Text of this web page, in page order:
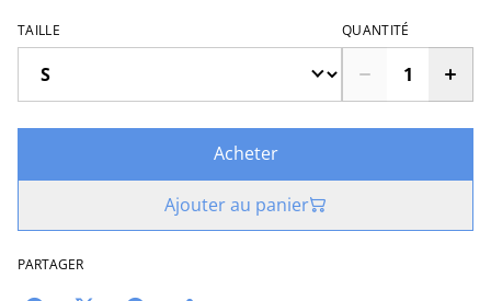
TAILLE QUANTITÉ
Acheter
Ajouter au panier
PARTAGER